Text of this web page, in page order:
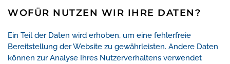
WOFÜR NUTZEN WIR IHRE DATEN?
Ein Teil der Daten wird erhoben, um eine fehlerfreie
Bereitstellung der Website zu gewährleisten. Andere Daten
können zur Analyse Ihres Nutzerverhaltens verwendet